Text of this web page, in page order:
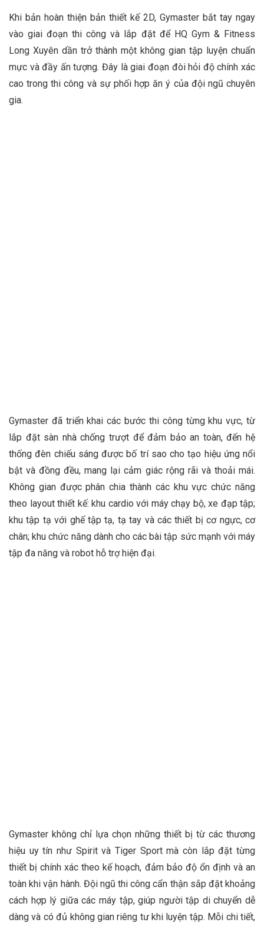
Khi bản hoàn thiện bản thiết kế 2D, Gymaster bắt tay ngay
vào giai đoạn thi công và lắp đặt để HQ Gym & Fitness
Long Xuyên dần trở thành một không gian tập luyện chuẩn
mực và đầy ấn tượng. Đây là giai đoạn đòi hỏi độ chính xác
cao trong thi công và sự phối hợp ăn ý của đội ngũ chuyên
gia.
Gymaster đã triển khai các bước thi công từng khu vực, từ
lắp đặt sàn nhà chống trượt để đảm bảo an toàn, đến hệ
thống đèn chiếu sáng được bố trí sao cho tạo hiệu ứng nổi
bật và đồng đều, mang lại cảm giác rộng rãi và thoải mái.
Không gian được phân chia thành các khu vực chức năng
theo layout thiết kế: khu cardio với máy chạy bộ, xe đạp tập;
khu tập tạ với ghế tập tạ, tạ tay và các thiết bị cơ ngực, cơ
chân; khu chức năng dành cho các bài tập sức mạnh với máy
tập đa năng và robot hỗ trợ hiện đại.
Gymaster không chỉ lựa chọn những thiết bị từ các thương
hiệu uy tín như Spirit và Tiger Sport mà còn lắp đặt từng
thiết bị chính xác theo kế hoạch, đảm bảo độ ổn định và an
toàn khi vận hành. Đội ngũ thi công cẩn thận sắp đặt khoảng
cách hợp lý giữa các máy tập, giúp người tập di chuyển dễ
dàng và có đủ không gian riêng tư khi luyện tập. Mỗi chi tiết,